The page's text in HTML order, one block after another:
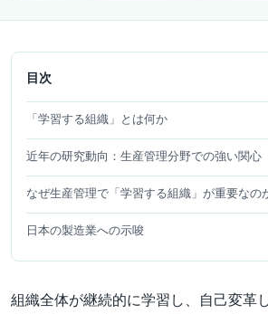
目次
「学習する組織」とは何か
近年の研究動向：生産管理分野での強い関心
なぜ生産管理で「学習する組織」が重要なの
日本の製造業への示唆
組織全体が継続的に学習し、自己変革